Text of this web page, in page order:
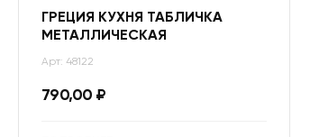
ГРЕЦИЯ КУХНЯ ТАБЛИЧКА
МЕТАЛЛИЧЕСКАЯ
Арт: 48122
790,00 ₽